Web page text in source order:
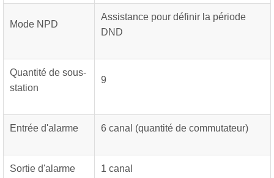
Mode NPD
Assistance pour définir la période
DND
Quantité de sous-
station
9
Entrée d'alarme 6 canal (quantité de commutateur)
Sortie d'alarme 1 canal